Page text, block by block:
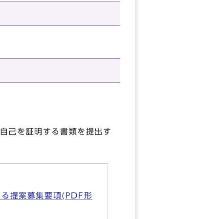
己を証明する書類を提出す
提案募集要項(PDF形